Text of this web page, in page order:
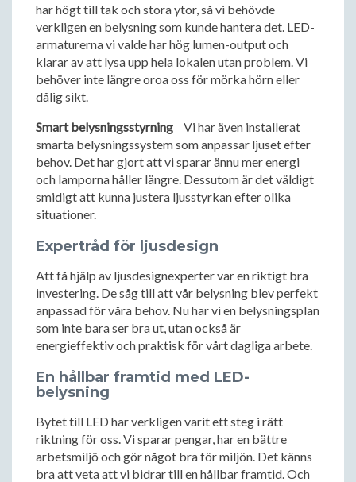
har högt till tak och stora ytor, så vi behövde
verkligen en belysning som kunde hantera det. LED-
armaturerna vi valde har hög lumen-output och
klarar av att lysa upp hela lokalen utan problem. Vi
behöver inte längre oroa oss för mörka hörn eller
dålig sikt.
Smart belysningsstyrning Vi har även installerat
smarta belysningssystem som anpassar ljuset efter
behov. Det har gjort att vi sparar ännu mer energi
och lamporna håller längre. Dessutom är det väldigt
smidigt att kunna justera ljusstyrkan efter olika
situationer.
Expertråd för ljusdesign
Att få hjälp av ljusdesignexperter var en riktigt bra
investering. De såg till att vår belysning blev perfekt
anpassad för våra behov. Nu har vi en belysningsplan
som inte bara ser bra ut, utan också är
energieffektiv och praktisk för vårt dagliga arbete.
En hållbar framtid med LED-
belysning
Bytet till LED har verkligen varit ett steg i rätt
riktning för oss. Vi sparar pengar, har en bättre
arbetsmiljö och gör något bra för miljön. Det känns
bra att veta att vi bidrar till en hållbar framtid. Och